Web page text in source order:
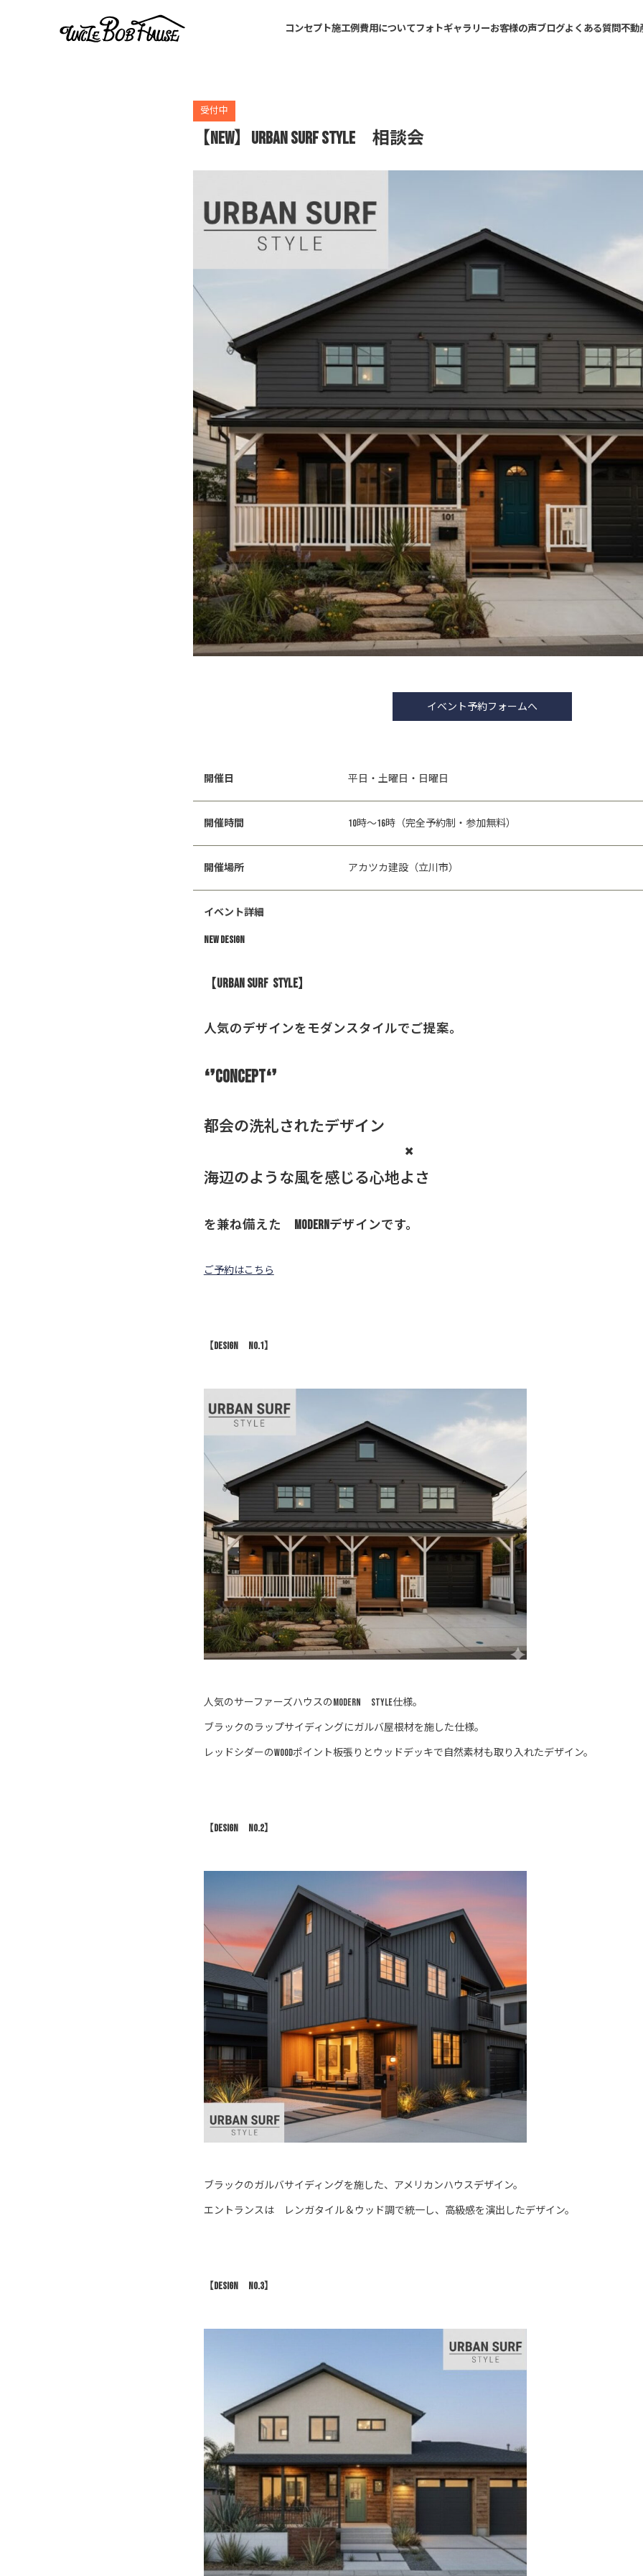
コンセプト施工例費用についてフォトギャラリーお客様の声ブログよくある質問不動
受付中
【NEW】Urban Surf Style 相談会
イベント予約フォームへ
開催日 平日・土曜日・日曜日
開催時間 10時～16時（完全予約制・参加無料）
開催場所 アカツカ建設（立川市）
イベント詳細
NEW DESIGN
【Urban Surf Style】
人気のデザインをモダンスタイルでご提案。
❛❜CONCEPT❛❜
都会の洗礼されたデザイン
×
海辺のような風を感じる心地よさ
を兼ね備えた modernデザインです。
ご予約はこちら
【Design NO.1】
人気のサーファーズハウスのmodern Style仕様。
ブラックのラップサイディングにガルバ屋根材を施した仕様。
レッドシダーのWoodポイント板張りとウッドデッキで自然素材も取り入れたデザイン。
【Design NO.2】
ブラックのガルバサイディングを施した、アメリカンハウスデザイン。
エントランスは レンガタイル＆ウッド調で統一し、高級感を演出したデザイン。
【Design NO.3】